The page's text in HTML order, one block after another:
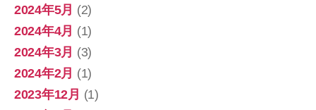
2024年5月 (2)
2024年4月 (1)
2024年3月 (3)
2024年2月 (1)
2023年12月 (1)